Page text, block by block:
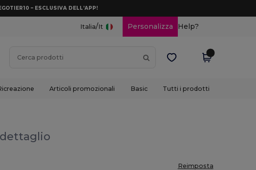
– ESCLUSIVA DELL’APP!
Italia/It Personalizza Help?
Articoli promozionali Basic Tutti i prodotti
Reimposta